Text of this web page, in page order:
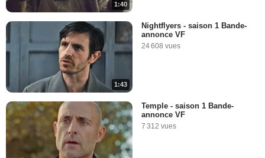
1:40
1:43
Nightflyers - saison 1 Bande-
annonce VF
24 608 vues
Temple - saison 1 Bande-
annonce VF
7 312 vues